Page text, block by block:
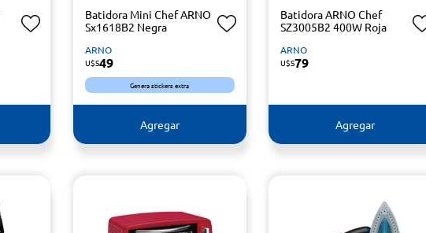
Batidora Mini Chef ARNO
Sx1618B2 Negra
ARNO
U$S49
Genera stickers extra
Agregar
Batidora ARNO Chef
SZ3005B2 400W Roja
ARNO
U$S79
Agregar